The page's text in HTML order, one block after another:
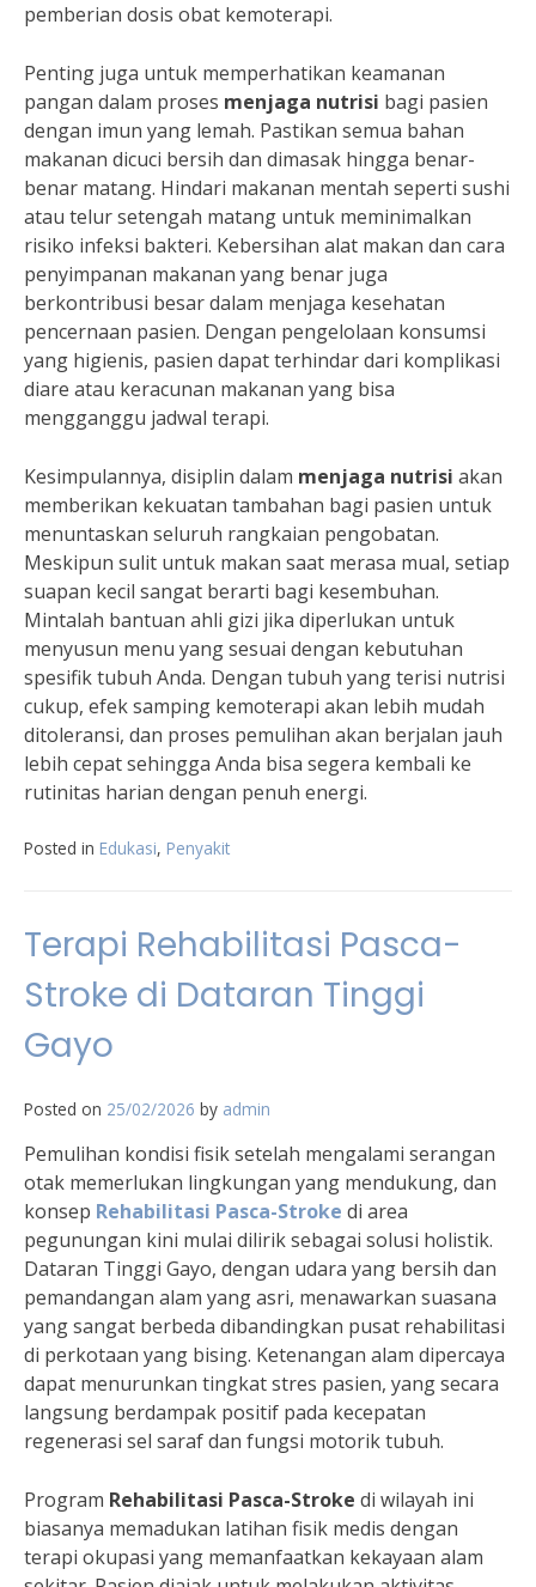
pemberian dosis obat kemoterapi.
Penting juga untuk memperhatikan keamanan
pangan dalam proses menjaga nutrisi bagi pasien
dengan imun yang lemah. Pastikan semua bahan
makanan dicuci bersih dan dimasak hingga benar-
benar matang. Hindari makanan mentah seperti sushi
atau telur setengah matang untuk meminimalkan
risiko infeksi bakteri. Kebersihan alat makan dan cara
penyimpanan makanan yang benar juga
berkontribusi besar dalam menjaga kesehatan
pencernaan pasien. Dengan pengelolaan konsumsi
yang higienis, pasien dapat terhindar dari komplikasi
diare atau keracunan makanan yang bisa
mengganggu jadwal terapi.
Kesimpulannya, disiplin dalam menjaga nutrisi akan
memberikan kekuatan tambahan bagi pasien untuk
menuntaskan seluruh rangkaian pengobatan.
Meskipun sulit untuk makan saat merasa mual, setiap
suapan kecil sangat berarti bagi kesembuhan.
Mintalah bantuan ahli gizi jika diperlukan untuk
menyusun menu yang sesuai dengan kebutuhan
spesifik tubuh Anda. Dengan tubuh yang terisi nutrisi
cukup, efek samping kemoterapi akan lebih mudah
ditoleransi, dan proses pemulihan akan berjalan jauh
lebih cepat sehingga Anda bisa segera kembali ke
rutinitas harian dengan penuh energi.
Posted in Edukasi, Penyakit
Terapi Rehabilitasi Pasca-
Stroke di Dataran Tinggi
Gayo
Posted on 25/02/2026 by admin
Pemulihan kondisi fisik setelah mengalami serangan
otak memerlukan lingkungan yang mendukung, dan
konsep Rehabilitasi Pasca-Stroke di area
pegunungan kini mulai dilirik sebagai solusi holistik.
Dataran Tinggi Gayo, dengan udara yang bersih dan
pemandangan alam yang asri, menawarkan suasana
yang sangat berbeda dibandingkan pusat rehabilitasi
di perkotaan yang bising. Ketenangan alam dipercaya
dapat menurunkan tingkat stres pasien, yang secara
langsung berdampak positif pada kecepatan
regenerasi sel saraf dan fungsi motorik tubuh.
Program Rehabilitasi Pasca-Stroke di wilayah ini
biasanya memadukan latihan fisik medis dengan
terapi okupasi yang memanfaatkan kekayaan alam